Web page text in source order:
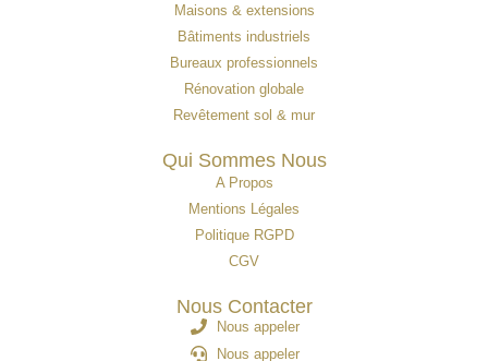
Maisons & extensions
Bâtiments industriels
Bureaux professionnels
Rénovation globale
Revêtement sol & mur
Qui Sommes Nous
A Propos
Mentions Légales
Politique RGPD
CGV
Nous Contacter
Nous appeler
Nous appeler